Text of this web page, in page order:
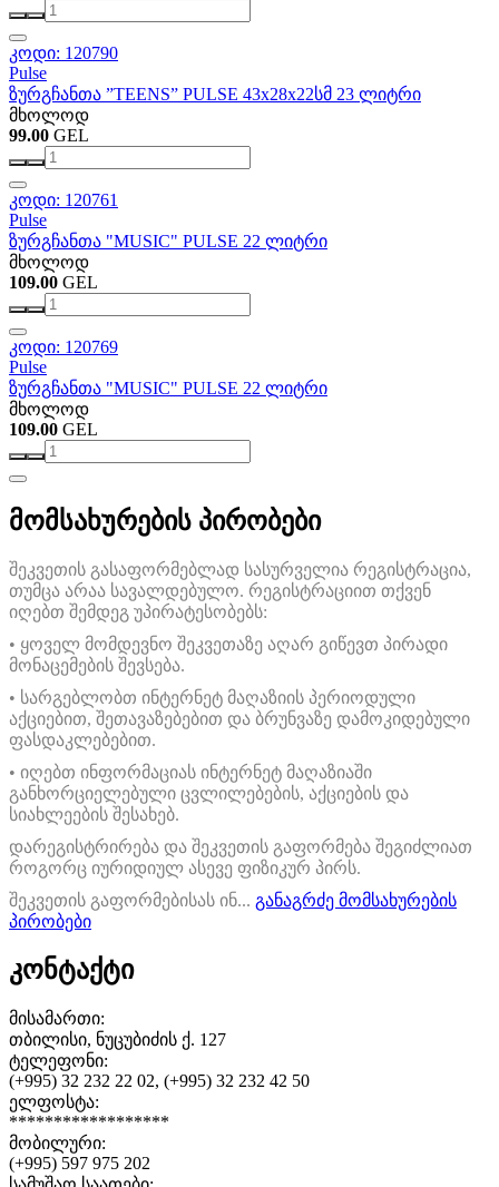
კოდი: 120790
Pulse
ზურგჩანთა ”TEENS” PULSE 43x28x22სმ 23 ლიტრი
მხოლოდ
99.00 GEL
კოდი: 120761
Pulse
ზურგჩანთა "MUSIC" PULSE 22 ლიტრი
მხოლოდ
109.00 GEL
კოდი: 120769
Pulse
ზურგჩანთა "MUSIC" PULSE 22 ლიტრი
მხოლოდ
109.00 GEL
მომსახურების პირობები
შეკვეთის გასაფორმებლად სასურველია რეგისტრაცია,
თუმცა არაა სავალდებულო. რეგისტრაციით თქვენ
იღებთ შემდეგ უპირატესობებს:
• ყოველ მომდევნო შეკვეთაზე აღარ გიწევთ პირადი
მონაცემების შევსება.
• სარგებლობთ ინტერნეტ მაღაზიის პერიოდული
აქციებით, შეთავაზებებით და ბრუნვაზე დამოკიდებული
ფასდაკლებებით.
• იღებთ ინფორმაციას ინტერნეტ მაღაზიაში
განხორციელებული ცვლილებების, აქციების და
სიახლეების შესახებ.
დარეგისტრირება და შეკვეთის გაფორმება შეგიძლიათ
როგორც იურიდიულ ასევე ფიზიკურ პირს.
შეკვეთის გაფორმებისას ინ... განაგრძე მომსახურების
პირობები
კონტაქტი
მისამართი:
თბილისი, ნუცუბიძის ქ. 127
ტელეფონი:
(+995) 32 232 22 02, (+995) 32 232 42 50
ელფოსტა:
******************
მობილური:
(+995) 597 975 202